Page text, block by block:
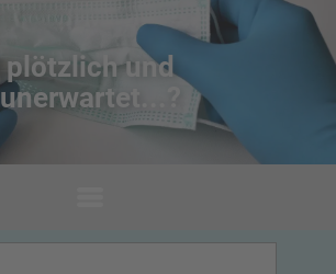
plötzlich un​d
unerwartet...?